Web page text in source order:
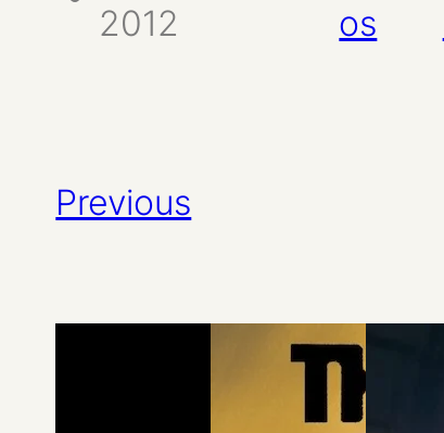
2012
os
Previous